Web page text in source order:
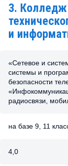
3. Колледж
и
«Сетевое и
системы и
безопасности
радиосвязи,
на базе 9, 11
4,0